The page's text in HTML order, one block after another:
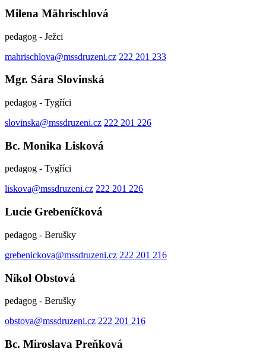
Milena Mährischlová
pedagog - Ježci
mahrischlova@mssdruzeni.cz 222 201 233
Mgr. Sára Slovinská
pedagog - Tygříci
slovinska@mssdruzeni.cz 222 201 226
Bc. Monika Lisková
pedagog - Tygříci
liskova@mssdruzeni.cz 222 201 226
Lucie Grebeníčková
pedagog - Berušky
grebenickova@mssdruzeni.cz 222 201 216
Nikol Obstová
pedagog - Berušky
obstova@mssdruzeni.cz 222 201 216
Bc. Miroslava Preňková